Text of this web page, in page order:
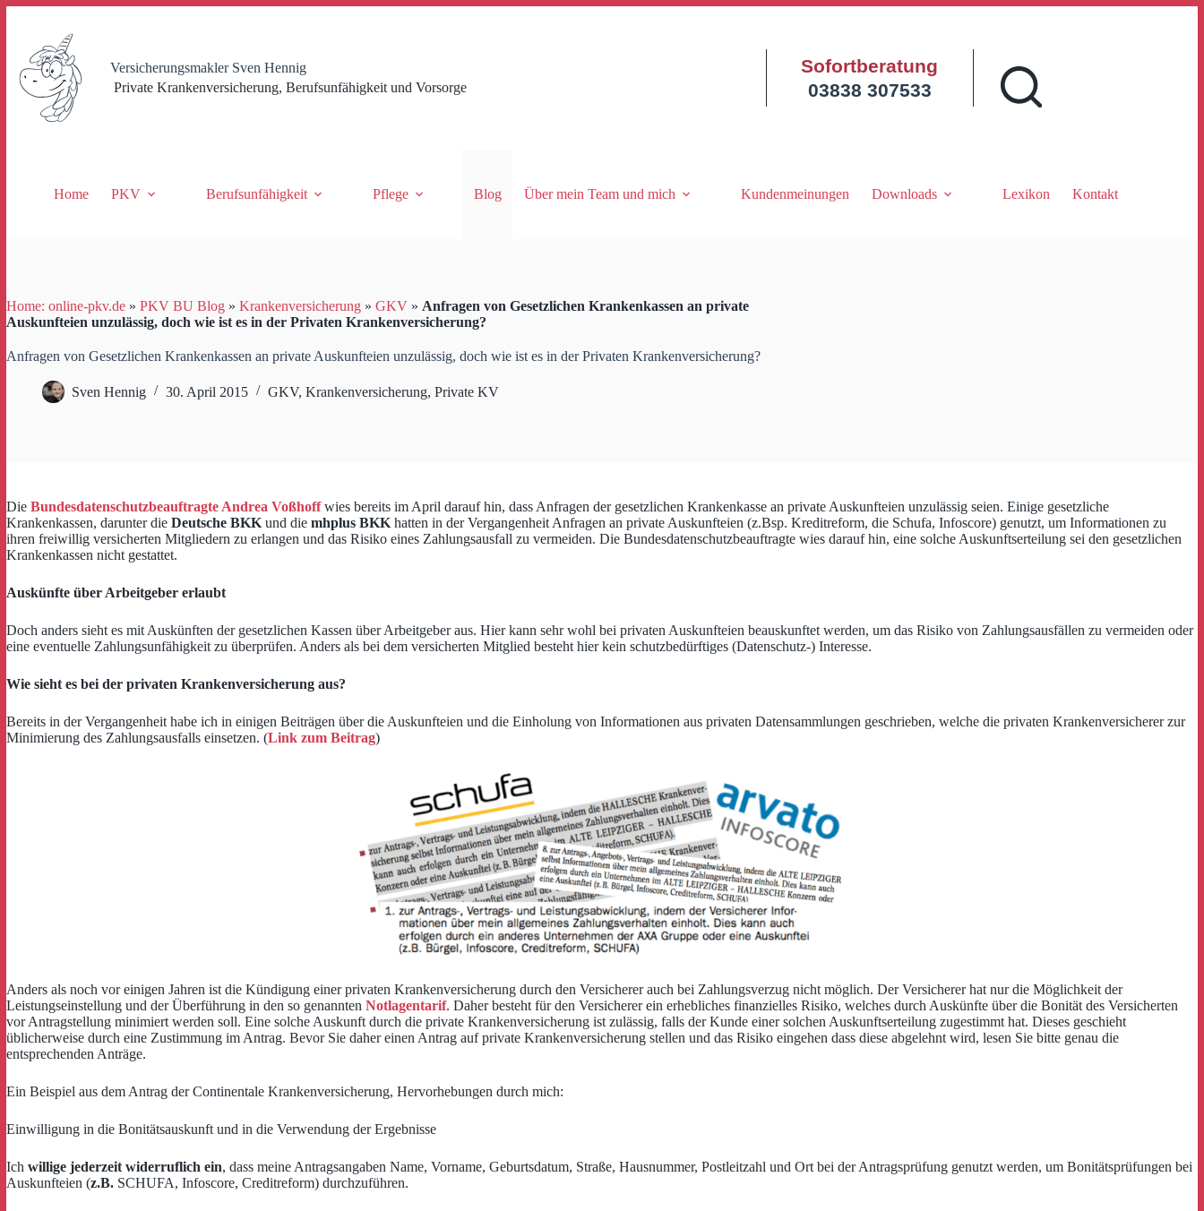
springen
Versicherungsmakler Sven Hennig
Private Krankenversicherung, Berufsunfähigkeit und Vorsorge
Sofortberatung
03838 307533
Home PKV Berufsunfähigkeit Pflege Blog Über mein Team und mich Kundenmeinungen Downloads Lexikon Kontakt
Home: online-pkv.de » PKV BU Blog » Krankenversicherung » GKV » Anfragen von Gesetzlichen Krankenkassen an private
Auskunfteien unzulässig, doch wie ist es in der Privaten Krankenversicherung?
Anfragen von Gesetzlichen Krankenkassen an private Auskunfteien unzulässig, doch wie ist es in der Privaten Krankenversicherung?
Sven Hennig 30. April 2015 GKV, Krankenversicherung, Private KV
Die Bundesdatenschutzbeauftragte Andrea Voßhoffwies bereits im April darauf hin, dass Anfragen der gesetzlichen Krankenkasse an private Auskunfteien unzulässig seien. Einige gesetzliche
Krankenkassen, darunter die Deutsche BKK und die mhplus BKK hatten in der Vergangenheit Anfragen an private Auskunfteien (z.Bsp. Kreditreform, die Schufa, Infoscore) genutzt, um Informationen zu
ihren freiwillig versicherten Mitgliedern zu erlangen und das Risiko eines Zahlungsausfall zu vermeiden. Die Bundesdatenschutzbeauftragte wies darauf hin, eine solche Auskunftserteilung sei den gesetzlichen
Krankenkassen nicht gestattet.
Auskünfte über Arbeitgeber erlaubt
Doch anders sieht es mit Auskünften der gesetzlichen Kassen über Arbeitgeber aus. Hier kann sehr wohl bei privaten Auskunfteien beauskunftet werden, um das Risiko von Zahlungsausfällen zu vermeiden oder
eine eventuelle Zahlungsunfähigkeit zu überprüfen. Anders als bei dem versicherten Mitglied besteht hier kein schutzbedürftiges (Datenschutz-) Interesse.
Wie sieht es bei der privaten Krankenversicherung aus?
Bereits in der Vergangenheit habe ich in einigen Beiträgen über die Auskunfteien und die Einholung von Informationen aus privaten Datensammlungen geschrieben, welche die privaten Krankenversicherer zur
Minimierung des Zahlungsausfalls einsetzen. (Link zum Beitrag)
Anders als noch vor einigen Jahren ist die Kündigung einer privaten Krankenversicherung durch den Versicherer auch bei Zahlungsverzug nicht möglich. Der Versicherer hat nur die Möglichkeit der
Leistungseinstellung und der Überführung in den so genannten Notlagentarif. Daher besteht für den Versicherer ein erhebliches finanzielles Risiko, welches durch Auskünfte über die Bonität des Versicherten
vor Antragstellung minimiert werden soll. Eine solche Auskunft durch die private Krankenversicherung ist zulässig, falls der Kunde einer solchen Auskunftserteilung zugestimmt hat. Dieses geschieht
üblicherweise durch eine Zustimmung im Antrag. Bevor Sie daher einen Antrag auf private Krankenversicherung stellen und das Risiko eingehen dass diese abgelehnt wird, lesen Sie bitte genau die
entsprechenden Anträge.
Ein Beispiel aus dem Antrag der Continentale Krankenversicherung, Hervorhebungen durch mich:
Einwilligung in die Bonitätsauskunft und in die Verwendung der Ergebnisse
Ich willige jederzeit widerruflich ein, dass meine Antragsangaben Name, Vorname, Geburtsdatum, Straße, Hausnummer, Postleitzahl und Ort bei der Antragsprüfung genutzt werden, um Bonitätsprüfungen bei
Auskunfteien (z.B. SCHUFA, Infoscore, Creditreform) durchzuführen.